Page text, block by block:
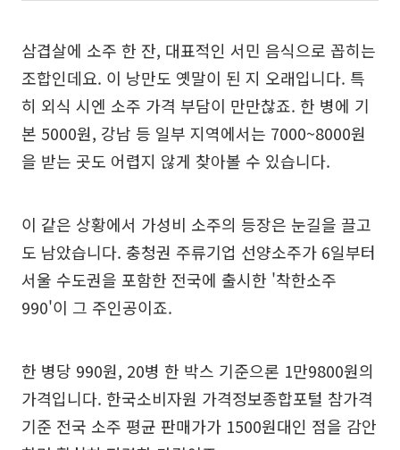
삼겹살에 소주 한 잔, 대표적인 서민 음식으로 꼽히는
조합인데요. 이 낭만도 옛말이 된 지 오래입니다. 특
히 외식 시엔 소주 가격 부담이 만만찮죠. 한 병에 기
본 5000원, 강남 등 일부 지역에서는 7000~8000원
을 받는 곳도 어렵지 않게 찾아볼 수 있습니다.
이 같은 상황에서 가성비 소주의 등장은 눈길을 끌고
도 남았습니다. 충청권 주류기업 선양소주가 6일부터
서울 수도권을 포함한 전국에 출시한 '착한소주
990'이 그 주인공이죠.
한 병당 990원, 20병 한 박스 기준으론 1만9800원의
가격입니다. 한국소비자원 가격정보종합포털 참가격
기준 전국 소주 평균 판매가가 1500원대인 점을 감안